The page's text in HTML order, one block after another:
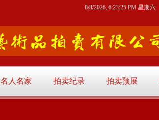
名人名家 拍卖纪录 拍卖预展
8/8/2026, 6:23:26 PM 星期六